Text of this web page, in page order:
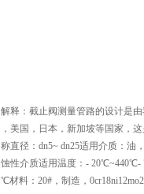
解释：截止阀测量管路的设计是
，美国，日本，新加坡等国家，
称直径：dn5~ dn25适用介质：油
蚀性介质适用温度：-
℃材料：20#，制造，